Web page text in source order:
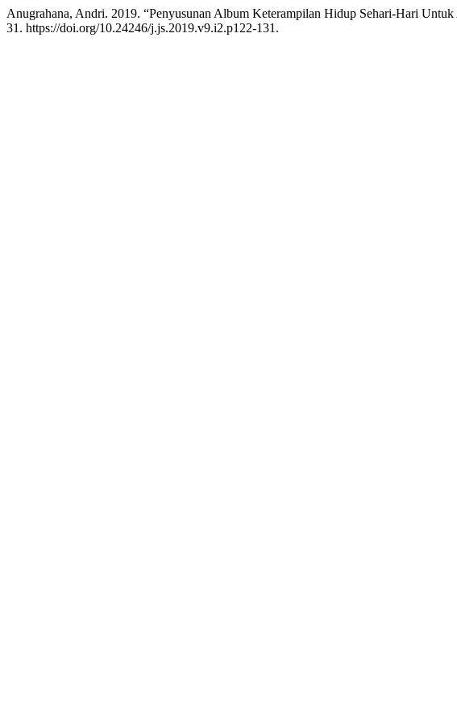
Anugrahana, Andri. 2019. “Penyusunan Album Keterampilan Hidup Sehari-Hari
31. https://doi.org/10.24246/j.js.2019.v9.i2.p122-131.